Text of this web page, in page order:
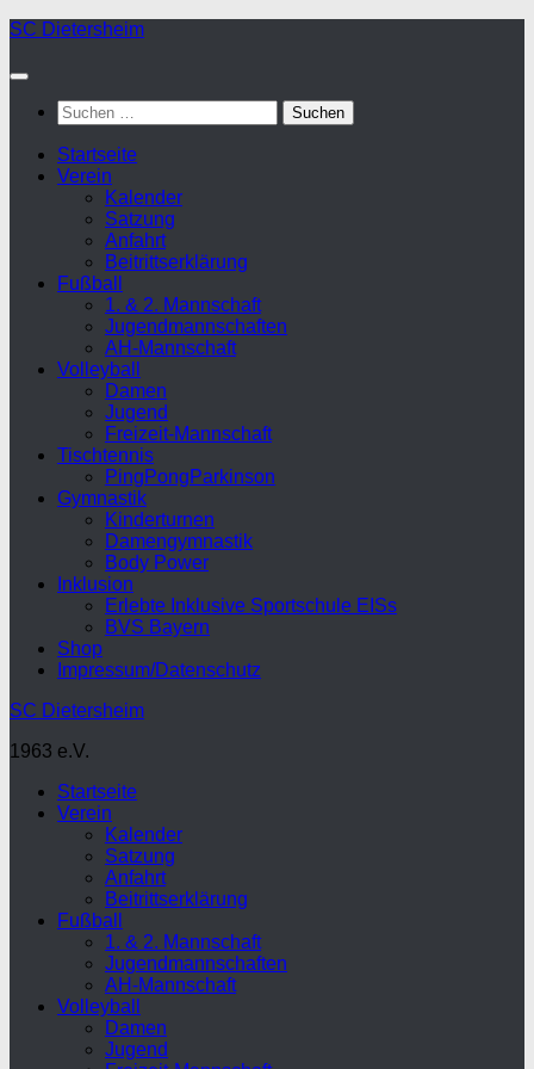
Zum
springen
SC Dietersheim
Suchen
nach:
Startseite
Verein
Kalender
Satzung
Anfahrt
Beitrittserklärung
Fußball
1. & 2. Mannschaft
Jugendmannschaften
AH-Mannschaft
Volleyball
Damen
Jugend
Freizeit-Mannschaft
Tischtennis
PingPongParkinson
Gymnastik
Kinderturnen
Damengymnastik
Body Power
Inklusion
Erlebte Inklusive Sportschule EISs
BVS Bayern
Shop
Impressum/Datenschutz
SC Dietersheim
1963 e.V.
Startseite
Verein
Kalender
Satzung
Anfahrt
Beitrittserklärung
Fußball
1. & 2. Mannschaft
Jugendmannschaften
AH-Mannschaft
Volleyball
Damen
Jugend